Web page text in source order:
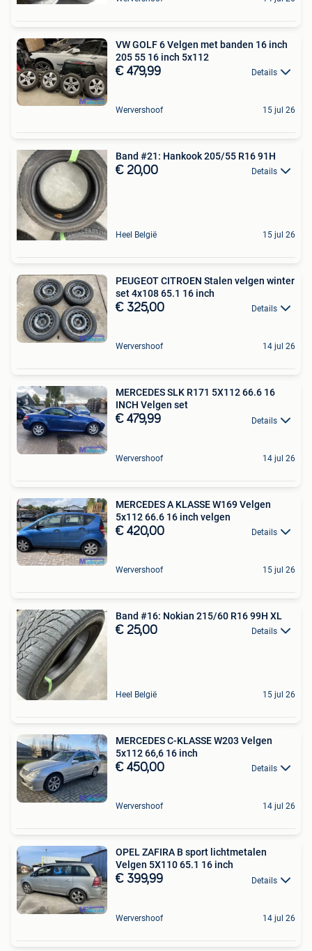
VW GOLF 6 Velgen met banden 16 inch
205 55 16 inch 5x112
€ 479,99 Details
Wervershoof 15 jul 26
Band #21: Hankook 205/55 R16 91H
€ 20,00 Details
Heel België 15 jul 26
PEUGEOT CITROEN Stalen velgen winter
set 4x108 65.1 16 inch
€ 325,00 Details
Wervershoof 14 jul 26
MERCEDES SLK R171 5X112 66.6 16
INCH Velgen set
€ 479,99 Details
Wervershoof 14 jul 26
MERCEDES A KLASSE W169 Velgen
5x112 66.6 16 inch velgen
€ 420,00 Details
Wervershoof 15 jul 26
Band #16: Nokian 215/60 R16 99H XL
€ 25,00 Details
Heel België 15 jul 26
MERCEDES C-KLASSE W203 Velgen
5x112 66,6 16 inch
€ 450,00 Details
Wervershoof 14 jul 26
OPEL ZAFIRA B sport lichtmetalen
Velgen 5X110 65.1 16 inch
€ 399,99 Details
Wervershoof 14 jul 26